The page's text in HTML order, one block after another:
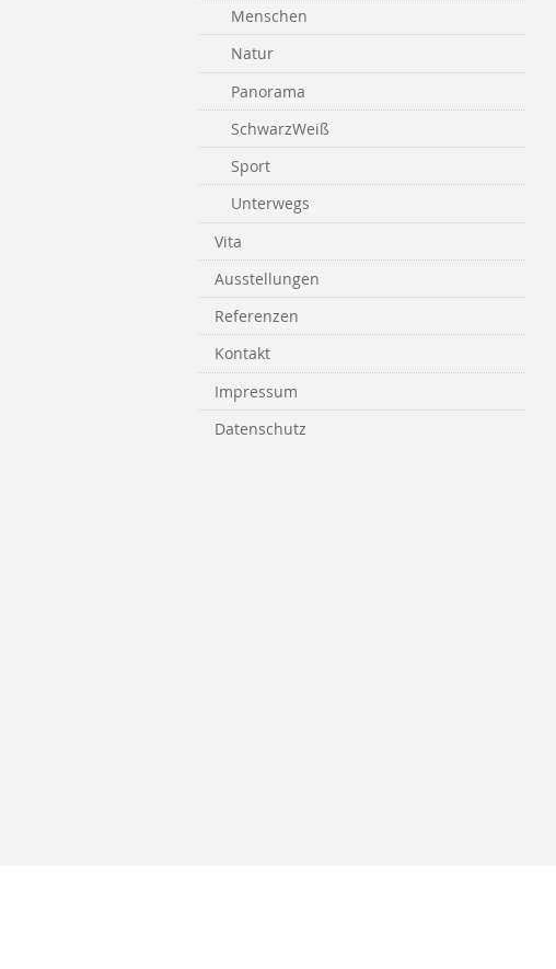
Menschen
Natur
Panorama
SchwarzWeiß
Sport
Unterwegs
Vita
Ausstellungen
Referenzen
Kontakt
Impressum
Datenschutz